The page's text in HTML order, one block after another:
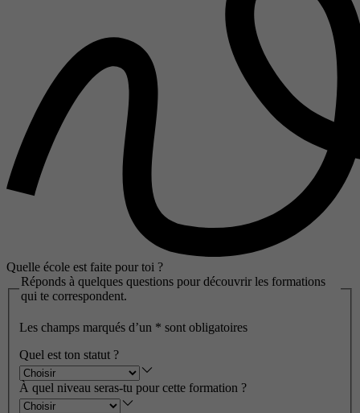
Quelle école est faite pour toi ?
Réponds à quelques questions pour découvrir les formations
qui te correspondent.
Les champs marqués d’un * sont obligatoires
Quel est ton statut ?
À quel niveau seras-tu pour cette formation ?